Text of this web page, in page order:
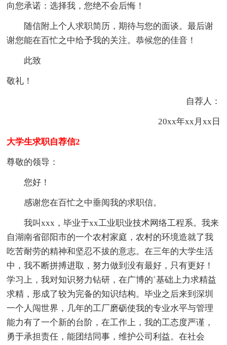
向您承诺：选择我，您绝不会后悔！
随信附上个人求职简历，期待与您的面谈。最后谢
谢您能在百忙之中给予我的关注。恭候您的佳音！
此致
敬礼！
自荐人：
20xx年xx月xx日
大学生求职自荐信2
尊敬的领导：
您好！
感谢您在百忙之中垂阅我的求职信。
我叫xxx，毕业于xx工业职业技术网络工程系。我来
自湖南省邵阳市的一个农村家庭，农村的环境造就了我
吃苦耐劳的精神和坚忍不拔的意志。在三年的大学生活
中，我不断拼搏进取，努力做到没有最好，只有更好！
学习上，我对知识努力钻研，在广博的`基础上力求精益
求精，形成了较为完备的知识结构。毕业之后来到深圳
一个人闯世界，几年的工厂磨砺使我的专业水平与管理
能力有了一个新的台阶，在工作上，我的工态度严谨，
勇于承担责任，能团结同事，维护公司利益。在社会